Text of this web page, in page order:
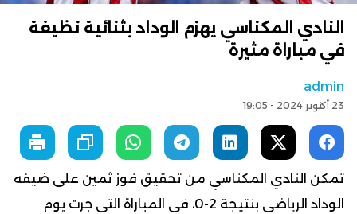
النادي المكناسي يهزم الوداد بثنائية نظيفة
في مباراة مثيرة
admin
23 أكتوبر 2024 - 19:05
تمكن النادي المكناسي من تحقيق فوز ثمين على ضيفه
الوداد الرياضي بنتيجة 2-0، في المباراة التي جرت يوم